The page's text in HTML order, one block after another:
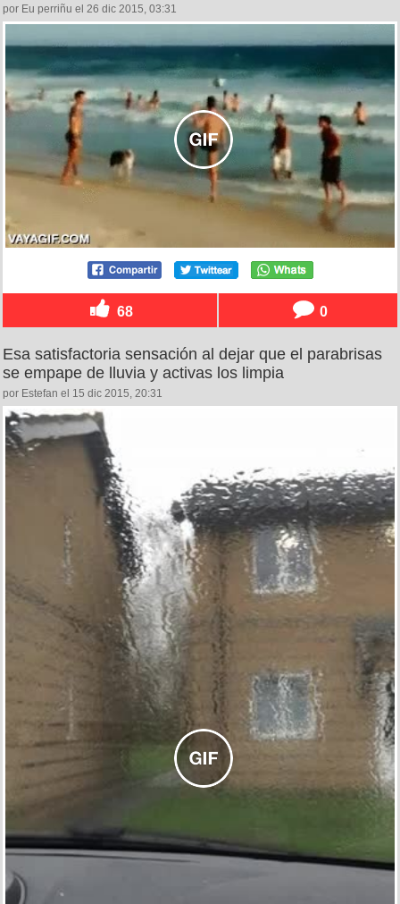
por Eu perriñu el 26 dic 2015, 03:31
68 0
Esa satisfactoria sensación al dejar que el parabrisas
se empape de lluvia y activas los limpia
por Estefan el 15 dic 2015, 20:31